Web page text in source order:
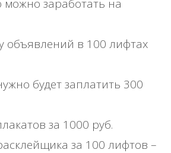
можно заработать на
объявлений в 100 лифтах
будет заплатить 300
за 1000 руб.
за 100 лифтов –